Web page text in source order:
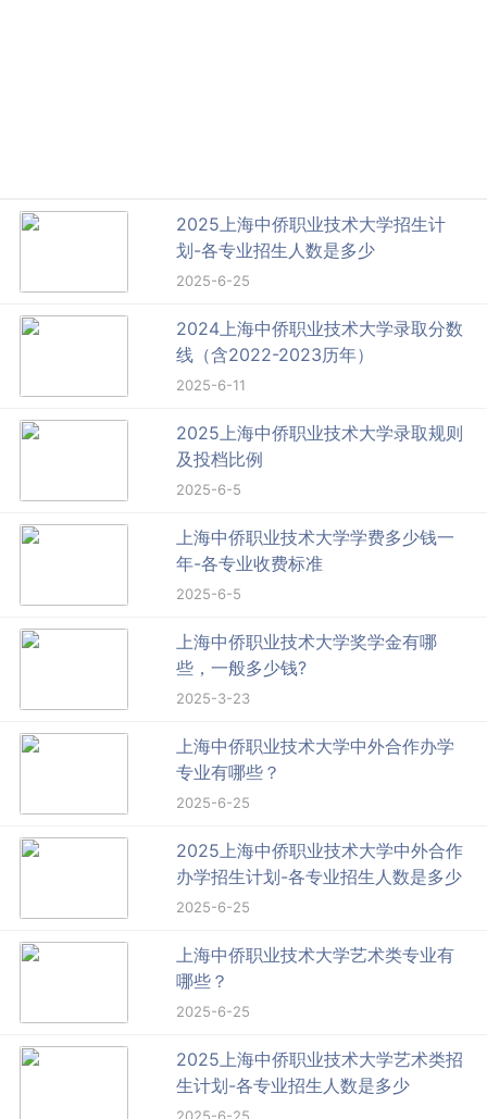
2025上海中侨职业技术大学招生计
划-各专业招生人数是多少
2025-6-25
2024上海中侨职业技术大学录取分数
线（含2022-2023历年）
2025-6-11
2025上海中侨职业技术大学录取规则
及投档比例
2025-6-5
上海中侨职业技术大学学费多少钱一
年-各专业收费标准
2025-6-5
上海中侨职业技术大学奖学金有哪
些，一般多少钱?
2025-3-23
上海中侨职业技术大学中外合作办学
专业有哪些？
2025-6-25
2025上海中侨职业技术大学中外合作
办学招生计划-各专业招生人数是多少
2025-6-25
上海中侨职业技术大学艺术类专业有
哪些？
2025-6-25
2025上海中侨职业技术大学艺术类招
生计划-各专业招生人数是多少